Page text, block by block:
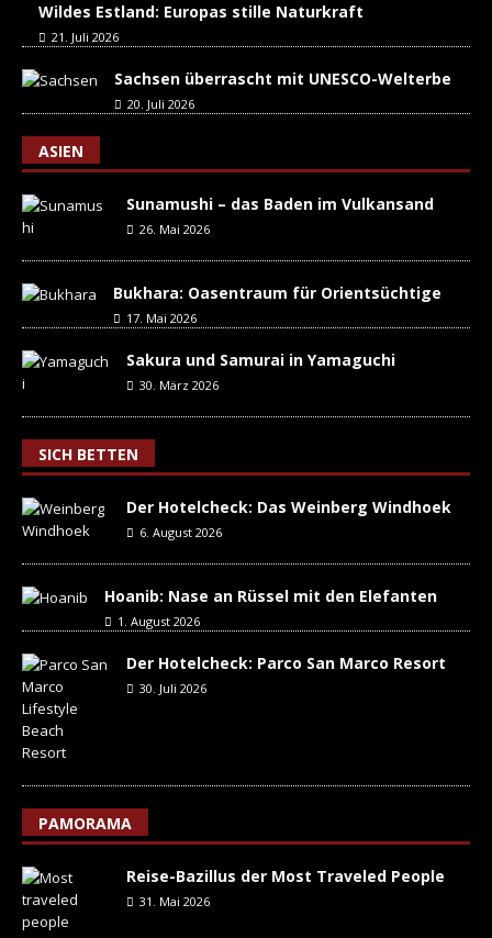
Wildes Estland: Europas stille Naturkraft
21. Juli 2026
Sachsen überrascht mit UNESCO-Welterbe
20. Juli 2026
ASIEN
Sunamushi – das Baden im Vulkansand
26. Mai 2026
Bukhara: Oasentraum für Orientsüchtige
17. Mai 2026
Sakura und Samurai in Yamaguchi
30. März 2026
SICH BETTEN
Der Hotelcheck: Das Weinberg Windhoek
6. August 2026
Hoanib: Nase an Rüssel mit den Elefanten
1. August 2026
Der Hotelcheck: Parco San Marco Resort
30. Juli 2026
PAMORAMA
Reise-Bazillus der Most Traveled People
31. Mai 2026